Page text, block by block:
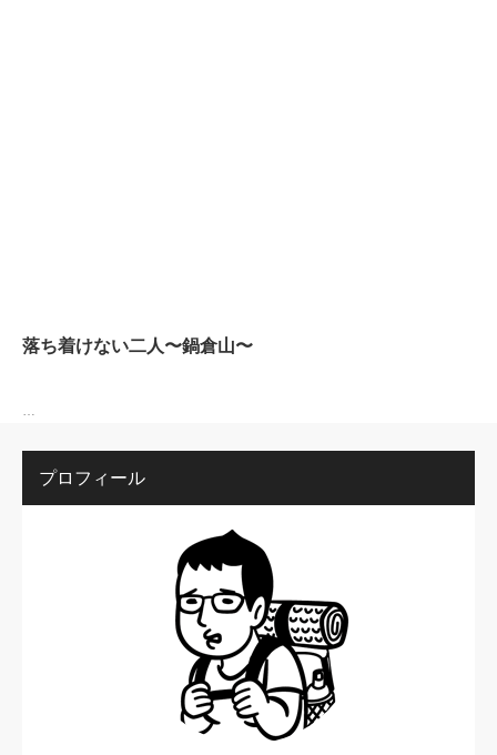
落ち着けない二人〜鍋倉山〜
プロフィール